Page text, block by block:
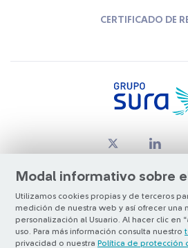
Modal informativo sobre
Utilizamos cookies propias y de terceros
medición de nuestra web y así ofrecer una
personalización al Usuario. Al hacer clic en “
uso. Para más información consulta nuestro
privacidad o nuestra Política de protección
CERTIFICADO DE
© Copyright Grupo